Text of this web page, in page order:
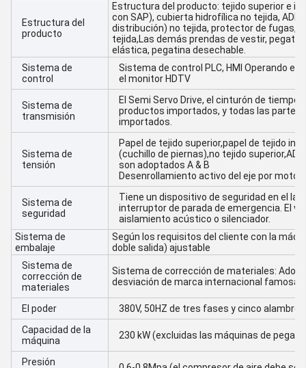
Estructura del
producto
Estructura del producto: tejido superior e
con SAP), cubierta hidrofílica no tejida, ADL
distribución) no tejida, protector de fugas,
tejida,Las demás prendas de vestir,
elástica, pegatina desechable.
Sistema de
control
Sistema de control PLC, HMI Operando en
el monitor HDTV
Sistema de
transmisión
El Semi Servo Drive, el cinturón de tiempo
productos importados, y todas las partes
importados.
Sistema de
tensión
Papel de tejido superior,papel de tejido
(cuchillo de piernas),no tejido
son adoptados A & B
Desenrollamiento activo del eje por motor
Sistema de
seguridad
Tiene un dispositivo de seguridad en el
interruptor de parada de emergencia. El
aislamiento acústico o silenciador.
Sistema de
embalaje
Según los requisitos del cliente con la
doble salida) ajustable
Sistema de
corrección de
materiales
Sistema de corrección de materiales:
desviación de marca internacional famosa
El poder
380V, 50HZ de tres fases y cinco alambres
Capacidad de la
máquina
230 kW (excluidas las máquinas de
Presión